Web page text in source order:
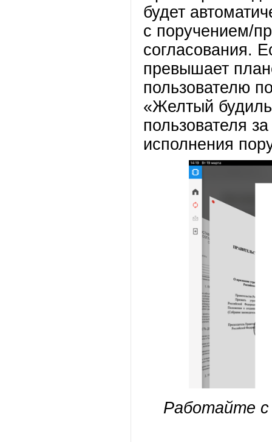
будет
с поручением/
согласования.
превышает
пользователю
«Желтый
пользователя
исполнения
Работайте с